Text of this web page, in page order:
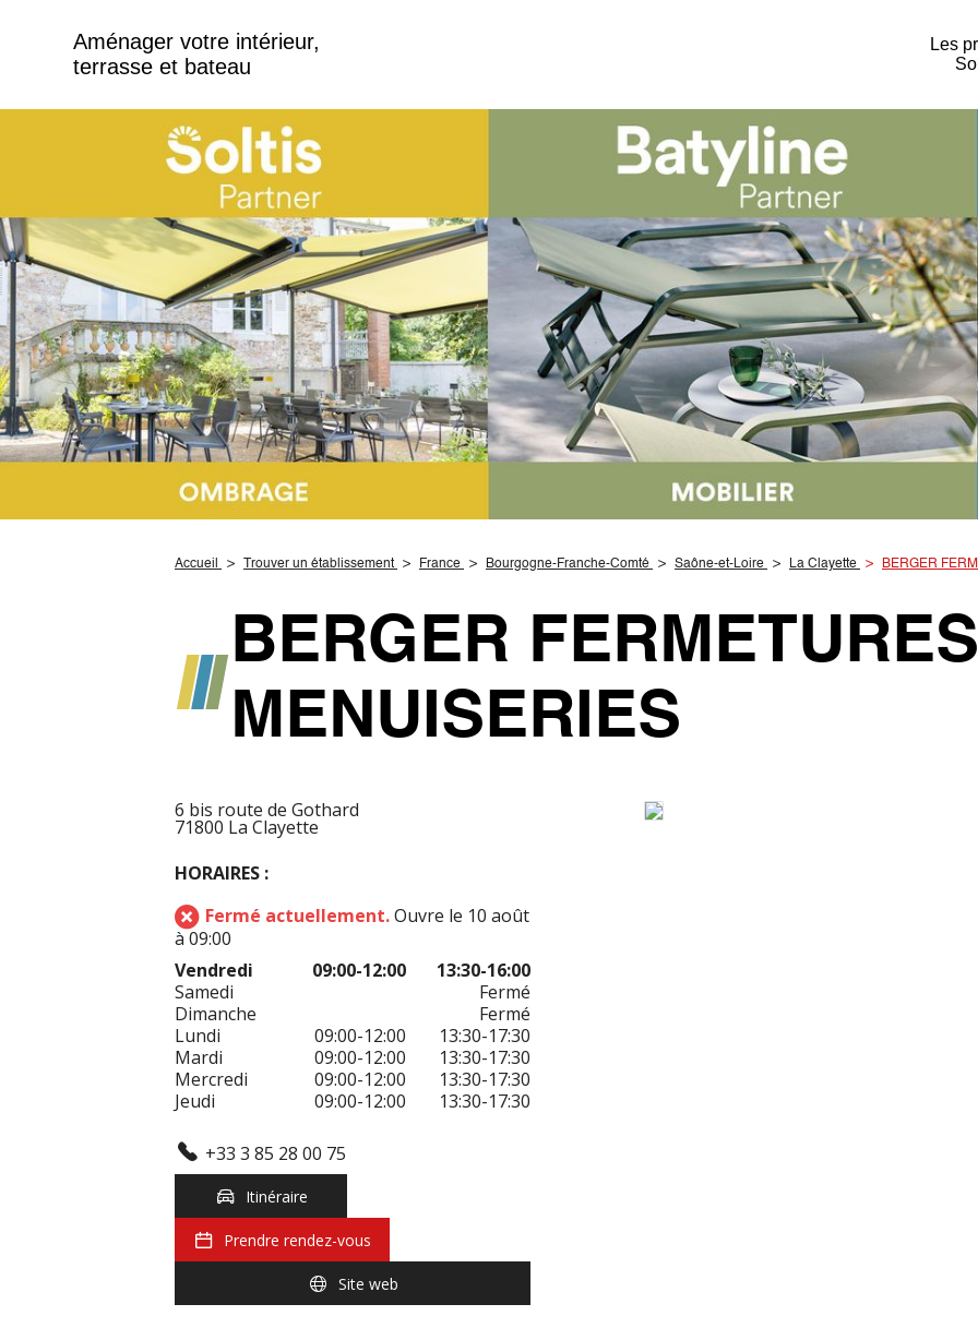
Aménager votre intérieur,
terrasse et bateau
Les
Accueil Trouver un établissement France Bourgogne-Franche-Comté Saône-et-Loire La Clayette BERGER
BERGER
MENUISERIES
6 bis route de Gothard
71800 La Clayette
HORAIRES :
Fermé actuellement.Ouvre le 10 août
à 09:00
Vendredi
09:00-12:00
13:30-16:00
Samedi
Fermé
Dimanche
Fermé
Lundi
09:00-12:00
13:30-17:30
Mardi
09:00-12:00
13:30-17:30
Mercredi
09:00-12:00
13:30-17:30
Jeudi
09:00-12:00 13:30-17:30
+33 3 85 28 00 75
Itinéraire
Prendre rendez-vous
Site web